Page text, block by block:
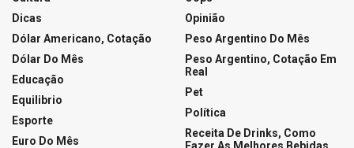
Resultado da Quina 7085